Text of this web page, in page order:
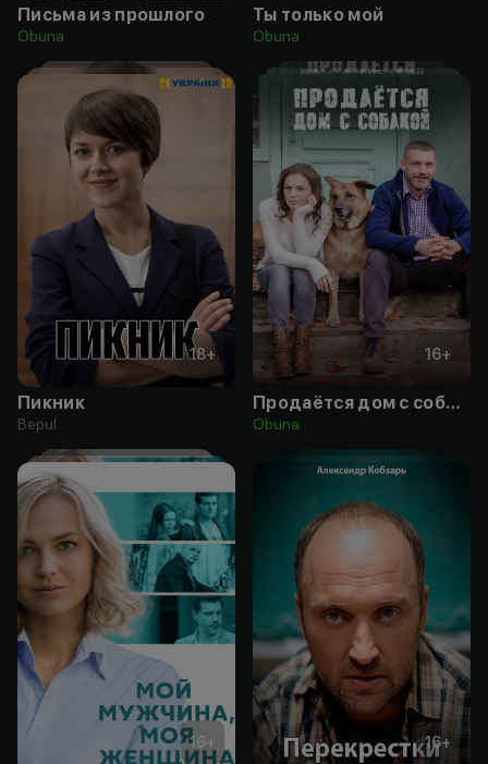
Письма из прошлого
Obuna
Ты только мой
Obuna
18+
Пикник
Bepul
16+
Продаётся дом с собакой
Obuna
16+ 16+